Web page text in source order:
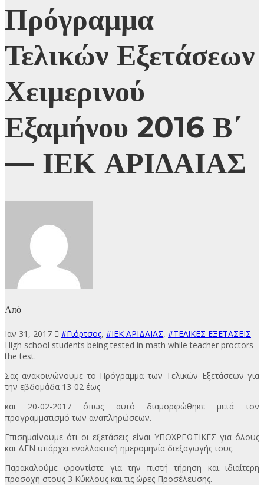
Πρόγραμμα
Τελικών Εξετάσεων
Χειμερινού
Εξαμήνου 2016 Β΄
— ΙΕΚ ΑΡΙΔΑΙΑΣ
Από
Ιαν 31, 2017 #Γιόρτσος, #ΙΕΚ ΑΡΙΔΑΙΑΣ, #ΤΕΛΙΚΕΣ ΕΞΕΤΑΣΕΙΣ
High school students being tested in math while teacher proctors
the test.
Σας ανακοινώνουμε το Πρόγραμμα των Τελικών Εξετάσεων για
την εβδομάδα 13-02 έως
και 20-02-2017 όπως αυτό διαμορφώθηκε μετά τον
προγραμματισμό των αναπληρώσεων.
Επισημαίνουμε ότι οι εξετάσεις είναι ΥΠΟΧΡΕΩΤΙΚΕΣ για όλους
και ΔΕΝ υπάρχει εναλλακτική ημερομηνία διεξαγωγής τους.
Παρακαλούμε φροντίστε για την πιστή τήρηση και ιδιαίτερη
προσοχή στους 3 Κύκλους και τις ώρες Προσέλευσης.